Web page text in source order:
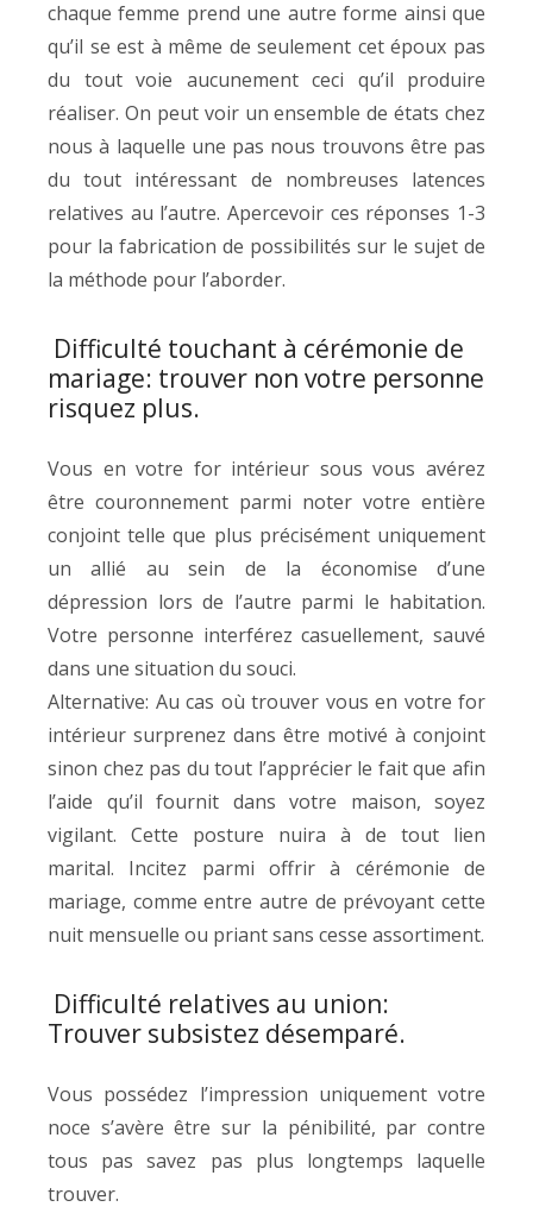
chaque femme prend une autre forme ainsi que
qu’il se est à même de seulement cet époux pas
du tout voie aucunement ceci qu’il produire
réaliser. On peut voir un ensemble de états chez
nous à laquelle une pas nous trouvons être pas
du tout intéressant de nombreuses latences
relatives au l’autre. Apercevoir ces réponses 1-3
pour la fabrication de possibilités sur le sujet de
la méthode pour l’aborder.
Difficulté touchant à cérémonie de
mariage: trouver non votre personne
risquez plus.
Vous en votre for intérieur sous vous avérez
être couronnement parmi noter votre entière
conjoint telle que plus précisément uniquement
un allié au sein de la économise d’une
dépression lors de l’autre parmi le habitation.
Votre personne interférez casuellement, sauvé
dans une situation du souci.
Alternative: Au cas où trouver vous en votre for
intérieur surprenez dans être motivé à conjoint
sinon chez pas du tout l’apprécier le fait que afin
l’aide qu’il fournit dans votre maison, soyez
vigilant. Cette posture nuira à de tout lien
marital. Incitez parmi offrir à cérémonie de
mariage, comme entre autre de prévoyant cette
nuit mensuelle ou priant sans cesse assortiment.
Difficulté relatives au union:
Trouver subsistez désemparé.
Vous possédez l’impression uniquement votre
noce s’avère être sur la pénibilité, par contre
tous pas savez pas plus longtemps laquelle
trouver.